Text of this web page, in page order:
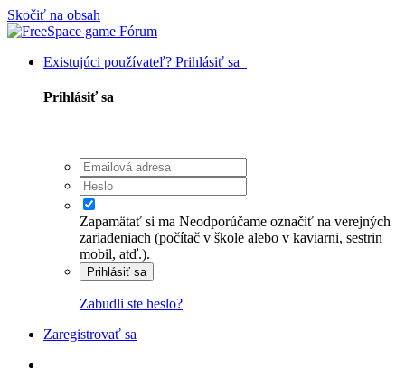
Skočiť na obsah
Existujúci používateľ? Prihlásiť sa
Prihlásiť sa
Zapamätať si ma Neodporúčame označiť na verejných
zariadeniach (počítač v škole alebo v kaviarni, sestrin
mobil, atď.).
Prihlásiť sa
Zabudli ste heslo?
Zaregistrovať sa